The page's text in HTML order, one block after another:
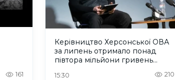
161
Керівництво Херсонської ОВА
за липень отримало понад
півтора мільйони гривень
15:30 210